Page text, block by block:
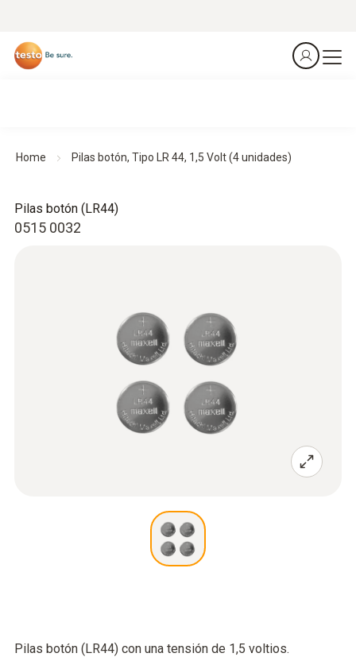
Home Pilas botón, Tipo LR 44, 1,5 Volt (4 unidades)
0515 0032
Pilas botón (LR44)
Pilas botón (LR44) con una tensión de 1,5 voltios.